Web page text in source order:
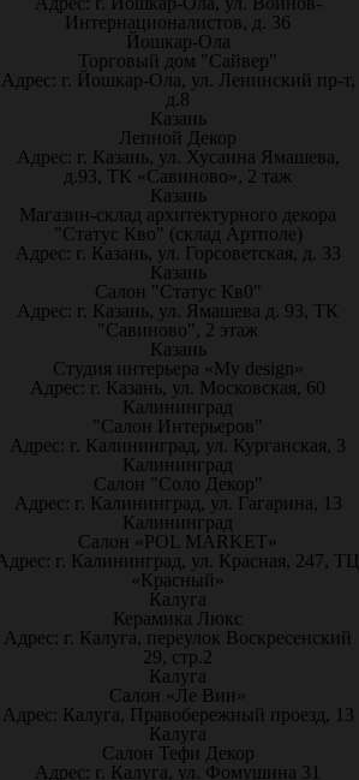
Интернационалистов, д. 36
Йошкар-Ола
Торговый дом "Сайвер"
Адрес: г. Йошкар-Ола, ул. Ленинский пр-т,
д.8
Казань
Лепной Декор
Адрес: г. Казань, ул. Хусаина Ямашева,
д.93, ТК «Савиново», 2 таж
Казань
Магазин-склад архитектурного декора
"Статус Кво" (склад Артполе)
Адрес: г. Казань, ул. Горсоветская, д. 33
Казань
Салон "Статус Кв0"
Адрес: г. Казань, ул. Ямашева д. 93, ТК
"Савиново", 2 этаж
Казань
Студия интерьера «My design»
Адрес: г. Казань, ул. Московская, 60
Калининград
"Салон Интерьеров"
Адрес: г. Калининград, ул. Курганская, 3
Калининград
Салон "Соло Декор"
Адрес: г. Калининград, ул. Гагарина, 13
Калининград
Салон «POL MARKET»
г. Калининград, ул. Красная, 247, ТЦ
«Красный»
Калуга
Керамика Люкс
Адрес: г. Калуга, переулок Воскресенский
29, стр.2
Калуга
Салон «Ле Вин»
Адрес: Калуга, Правобережный проезд, 13
Калуга
Салон Тефи Декор
Адрес: г. Калуга, ул. Фомушина 31